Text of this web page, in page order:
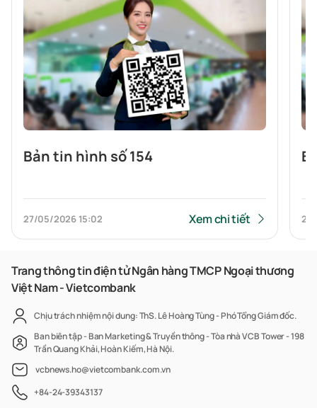
Bản tin hình số 154
27/05/2026 15:02 Xem chi tiết
Trang thông tin điện tử Ngân hàng TMCP Ngoại thương
Việt Nam - Vietcombank
Chịu trách nhiệm nội dung: ThS. Lê Hoàng Tùng - Phó Tổng Giám đốc.
Ban biên tập - Ban Marketing & Truyền thông - Tòa nhà VCB Tower - 198
Trần Quang Khải, Hoàn Kiếm, Hà Nội.
vcbnews.ho@vietcombank.com.vn
+84-24-39343137